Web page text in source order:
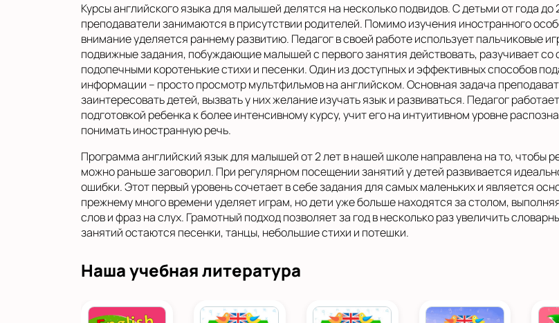
Курсы английского языка для малышей делятся на несколько подвидов. С детьми от года до
преподаватели занимаются в присутствии родителей. Помимо изучения иностранного
внимание уделяется раннему развитию. Педагог в своей работе использует пальчиковые
подвижные задания, побуждающие малышей с первого занятия действовать, разучивает со
подопечными коротенькие стихи и песенки. Один из доступных и эффективных способов
информации – просто просмотр мультфильмов на английском. Основная задача
заинтересовать детей, вызвать у них желание изучать язык и развиваться. Педагог
подготовкой ребенка к более интенсивному курсу, учит его на интуитивном уровне
понимать иностранную речь.
Программа английский язык для малышей от 2 лет в нашей школе направлена на то, чтобы
можно раньше заговорил. При регулярном посещении занятий у детей развивается
ошибки. Этот первый уровень сочетает в себе задания для самых маленьких и является
прежнему много времени уделяет играм, но дети уже больше находятся за столом,
слов и фраз на слух. Грамотный подход позволяет за год в несколько раз увеличить
занятий остаются песенки, танцы, небольшие стихи и потешки.
Наша учебная литература